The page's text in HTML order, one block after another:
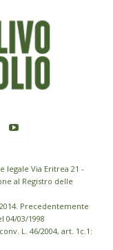
legale Via Eritrea 21 -
al Registro delle
Precedentemente
04/03/1998
L. 46/2004, art. 1c.1: